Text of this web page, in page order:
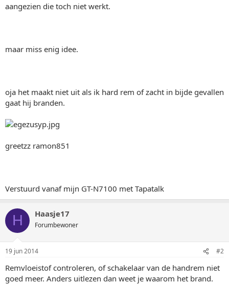
aangezien die toch niet werkt.
maar miss enig idee.
oja het maakt niet uit als ik hard rem of zacht in bijde gevallen
gaat hij branden.
greetzz ramon851
Verstuurd vanaf mijn GT-N7100 met Tapatalk
H Haasje17
Forumbewoner
19 jun 2014 #2
Remvloeistof controleren, of schakelaar van de handrem niet
goed meer. Anders uitlezen dan weet je waarom het brand.